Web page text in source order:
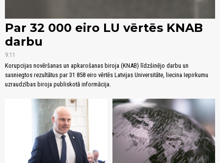
Par 32 000 eiro LU vērtēs KNAB
darbu
9:11
Korupcijas novēršanas un apkarošanas biroja (KNAB) līdzšinējo darbu un
sasniegtos rezultātus par 31 858 eiro vērtēs Latvijas Universitāte, liecina Iepirkumu
uzraudzības biroja publiskotā informācija.